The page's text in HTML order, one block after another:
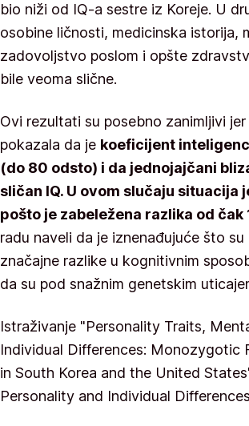
bio niži od IQ-a sestre iz Koreje. U
osobine ličnosti, medicinska istorija,
zadovoljstvo poslom i opšte
bile veoma slične.
Ovi rezultati su posebno zanimljivi
pokazala da je koeficijent
(do 80 odsto) i da jednojajčani
sličan IQ. U ovom slučaju situacija
pošto je zabeležena razlika od čak
radu naveli da je iznenađujuće što
značajne razlike u kognitivnim
da su pod snažnim genetskim
Istraživanje "Personality Traits,
Individual Differences: Monozygotic
in South Korea and the United
Personality and Individual